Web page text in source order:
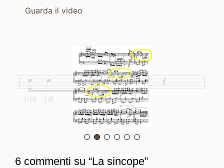
Guarda il video
6 commenti su “La sincope”